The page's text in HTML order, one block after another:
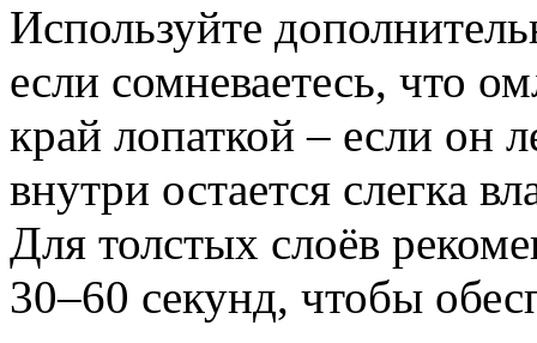
Используйте
если сомневаетесь, что
край лопаткой – если он
внутри остается слегка
Для толстых слоёв
30–60 секунд, чтобы